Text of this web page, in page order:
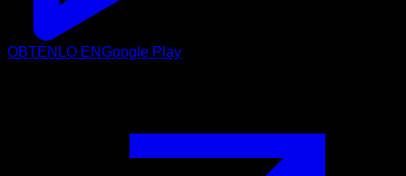
OBTÉNLO ENGoogle Play